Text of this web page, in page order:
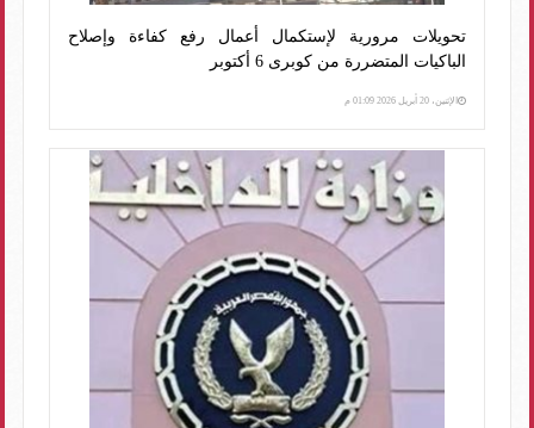
تحويلات مرورية لإستكمال أعمال رفع كفاءة وإصلاح
الباكيات المتضررة من كوبرى 6 أكتوبر
الإثنين، 20 أبريل 2026 01:09 م